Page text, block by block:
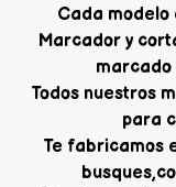
Cada modelo
Marcador y
marcado
Todos nuestros
para
Te fabricamos